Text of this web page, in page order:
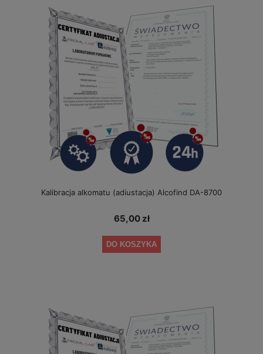
Kalibracja alkomatu (adiustacja) Alcofind DA-8700
65,00 zł
DO KOSZYKA